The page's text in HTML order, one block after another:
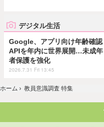
デジタル生活
Google、アプリ向け年齢確認
APIを年内に世界展開…未成年
者保護を強化
2026.7.31 Fri 13:45
ホーム › 教員意識調査 特集